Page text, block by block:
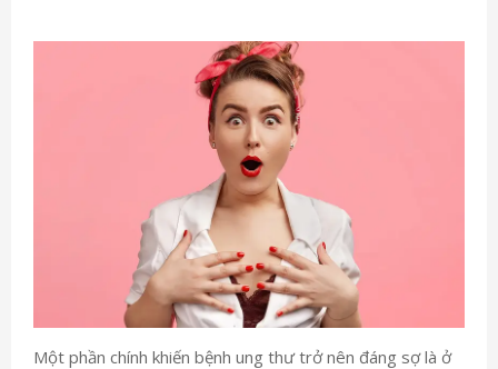
Một phần chính khiến bệnh ung thư trở nên đáng sợ là ở